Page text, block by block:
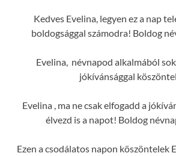
Kedves Evelina, legyen ez a nap
boldogsággal számodra! Boldog
Evelina, névnapod alkalmából
jókívánsággal
Evelina , ma ne csak elfogadd a
élvezd is a napot! Boldog
Ezen a csodálatos napon köszöntelek